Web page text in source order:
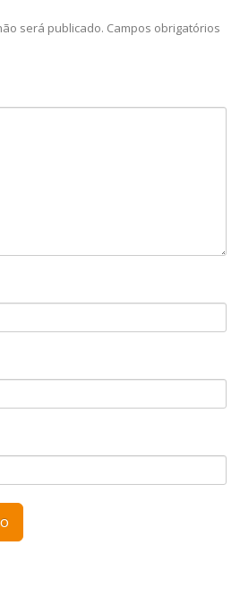
será publicado. Campos obrigatórios